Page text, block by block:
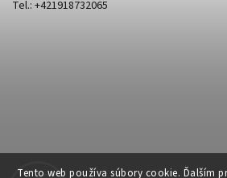
Tento web používa súbory cookie. Ďalším
Tel.: +421918732065